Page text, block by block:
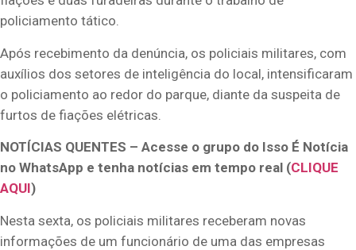
policiamento tático.
Após recebimento da denúncia, os policiais militares, com
auxílios dos setores de inteligência do local, intensificaram
o policiamento ao redor do parque, diante da suspeita de
furtos de fiações elétricas.
NOTÍCIAS QUENTES – Acesse o grupo do Isso É Notícia
no WhatsApp e tenha notícias em tempo real (CLIQUE
AQUI)
Nesta sexta, os policiais militares receberam novas
informações de um funcionário de uma das empresas